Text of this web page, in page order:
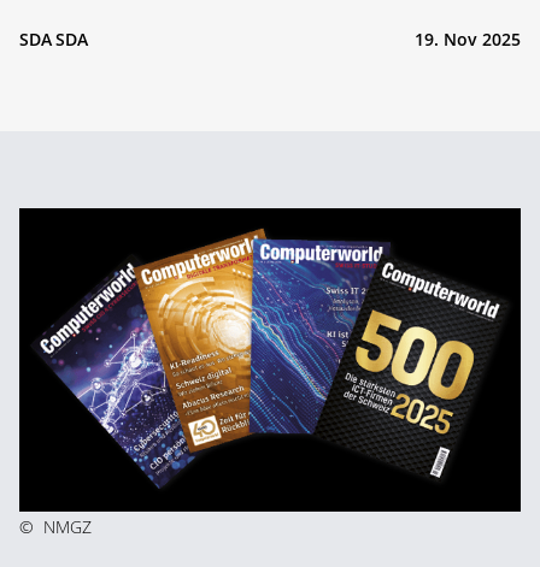
SDA SDA 19. Nov 2025
© NMGZ